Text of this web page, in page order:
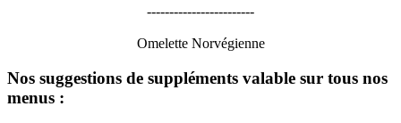
------------------------
Omelette Norvégienne
Nos suggestions de suppléments valable sur tous nos
menus :